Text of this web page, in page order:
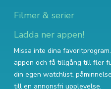
Filmer & serier
Ladda ner appen!
Missa inte dina
appen och få tillgång till fler
din egen watchlist,
till en annonsfri upplevelse.